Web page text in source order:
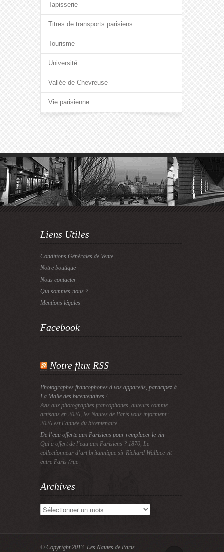
Tapisserie
Titres de transports parisiens
Tourisme
Université
Vallée de Chevreuse
Vie parisienne
Liens Utiles
Conditions Générales de Vente
Notre boutique
Nous contacter
Qui sommes-nous ?
Mentions légales
Facebook
Notre flux RSS
Photographes francophones à vos appareils, participez à
La Malle des bicentenaires !
Avis aux photographes francophones, auteurs comme
artisans en 2026, les Nautes de Paris vous informent :
2026 est l’année du bicentenaire
De l’eau offerte aux Parisiens pour remplacer le vin
Qui a offert de l’eau aux Parisiens ? 1870, Le
collectionneur d’art britannique sir Richard Wallace vit
entre Paris (rue
Archives
Archives
© Copyright 2013. Les Nautes de Paris